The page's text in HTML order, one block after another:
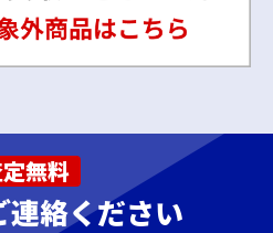
無料
連絡ください